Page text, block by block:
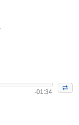
-01:34